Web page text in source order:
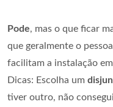
Pode, mas o que ficar
que geralmente o
facilitam a instalação
Dicas: Escolha um
tiver outro, não